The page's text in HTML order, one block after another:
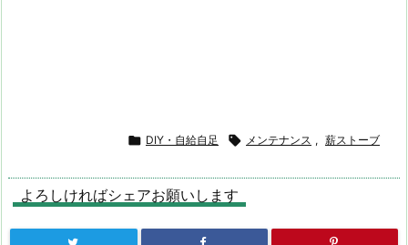
 DIY・自給自足  メンテナンス , 薪ストーブ
よろしければシェアお願いします